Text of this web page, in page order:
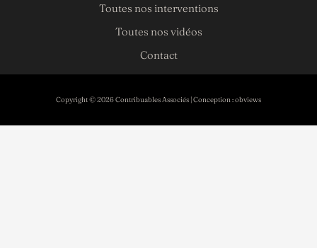
Toutes nos interventions
Toutes nos vidéos
Contact
Copyright © 2026 Contribuables Associés | Conception :obviews